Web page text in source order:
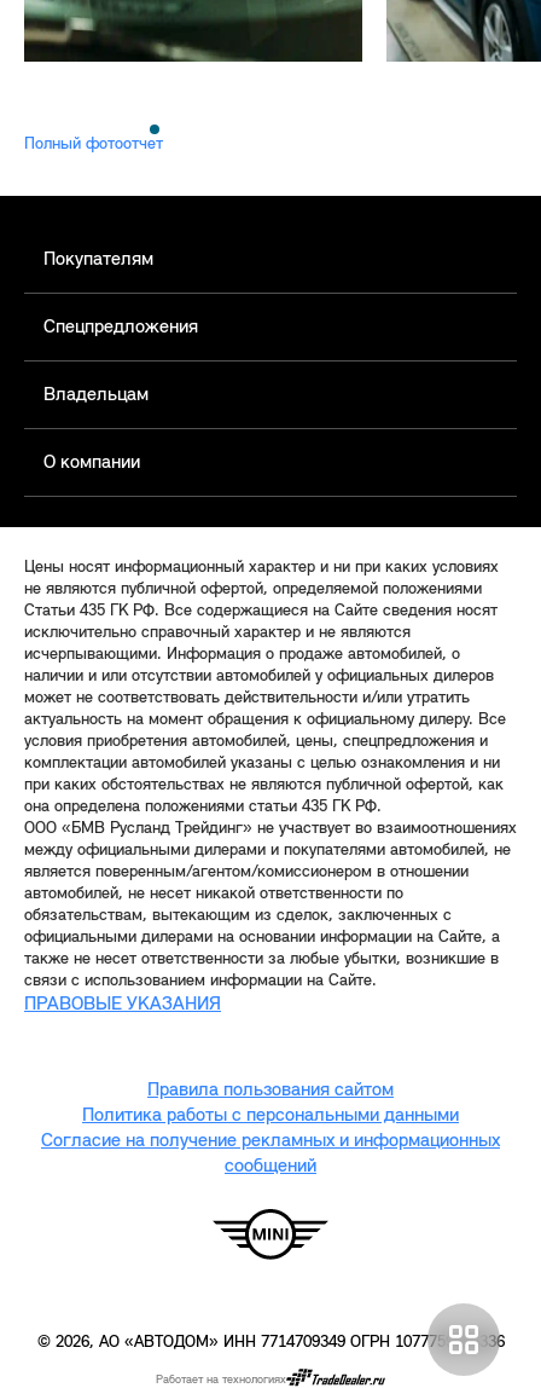
Полный фотоотчет
Покупателям
Спецпредложения
Владельцам
О компании
Цены носят информационный характер и ни при каких условиях
не являются публичной офертой, определяемой положениями
Статьи 435 ГК РФ. Все содержащиеся на Сайте сведения носят
исключительно справочный характер и не являются
исчерпывающими. Информация о продаже автомобилей, о
наличии и или отсутствии автомобилей у официальных дилеров
может не соответствовать действительности и/или утратить
актуальность на момент обращения к официальному дилеру. Все
условия приобретения автомобилей, цены, спецпредложения и
комплектации автомобилей указаны с целью ознакомления и ни
при каких обстоятельствах не являются публичной офертой, как
она определена положениями статьи 435 ГК РФ.
ООО «БМВ Русланд Трейдинг» не участвует во взаимоотношениях
между официальными дилерами и покупателями автомобилей, не
является поверенным/агентом/комиссионером в отношении
автомобилей, не несет никакой ответственности по
обязательствам, вытекающим из сделок, заключенных с
официальными дилерами на основании информации на Сайте, а
также не несет ответственности за любые убытки, возникшие в
связи с использованием информации на Сайте.
ПРАВОВЫЕ УКАЗАНИЯ
© 2026, АО «АВТОДОМ» ИНН 7714709349 ОГРН 1077759436336
Правила пользования сайтом
Политика работы с персональными данными
Согласие на получение рекламных и информационных
сообщений
Работает на технологиях